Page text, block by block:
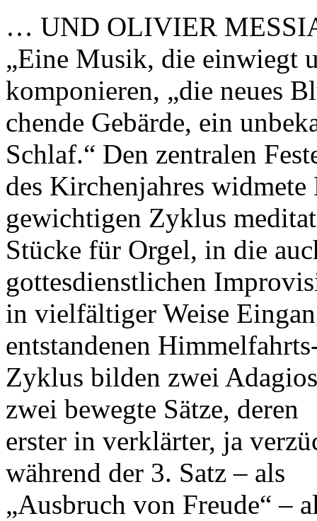
… UND OLIVIER
„Eine Musik, die einwiegt
komponieren, „die neues
chende Gebärde, ein
Schlaf.“ Den zentralen
des Kirchenjahres
gewichtigen Zyklus
Stücke für Orgel, in die
gottesdienstlichen
in vielfältiger Weise
entstandenen
Zyklus bilden zwei
zwei bewegte Sätze, deren
erster in verklärter, ja
während der 3. Satz – als
„Ausbruch von Freude“ –